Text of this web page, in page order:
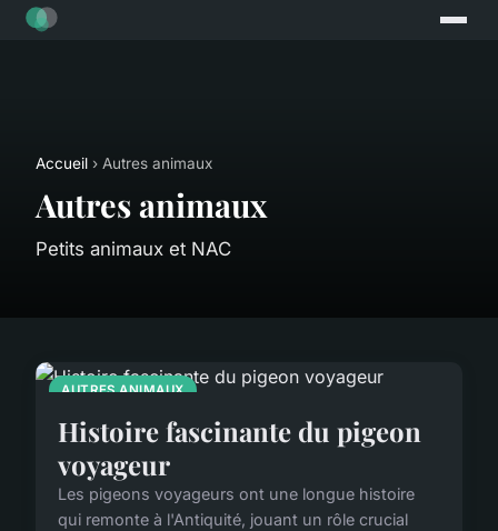
Accueil › Autres animaux
Autres animaux
Petits animaux et NAC
AUTRES ANIMAUX
Histoire fascinante du pigeon
voyageur
Les pigeons voyageurs ont une longue histoire
qui remonte à l'Antiquité, jouant un rôle crucial